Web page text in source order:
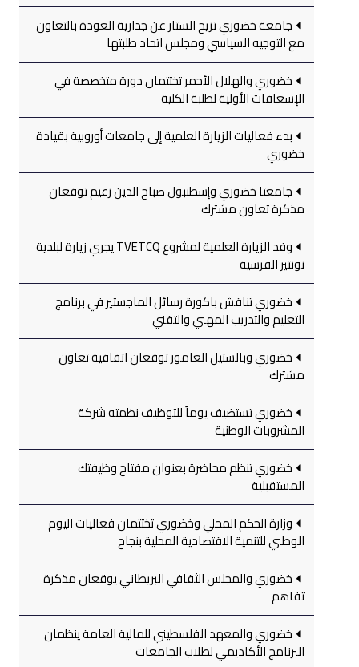
جامعة خضوري تزيح الستار عن جدارية العودة بالتعاون
مع التوجيه السياسي ومجلس اتحاد طلبتها
خضوري والهلال الأحمر تختتمان دورة متخصصة في
الإسعافات الأولية لطلبة الكلية
بدء فعاليات الزيارة العلمية إلى جامعات أوروبية بقيادة
خضوري
جامعتا خضوري وإسطنبول صباح الدين زعيم توقعان
مذكرة تعاون مشترك
وفد الزيارة العلمية لمشروع TVETCQ يجري زيارة لبلدية
نونتير الفرسية
خضوري تناقش باكورة رسائل الماجستير في برنامج
التعليم والتدريب المهني والتقني
خضوري وبالستيل العامور توقعان اتفاقية تعاون
مشترك
خضوري تستضيف يوماً للتوظيف نظمته شركة
المشروبات الوطنية
خضوري تنظم محاضرة بعنوان مفتاح وظيفتك
المستقبلية
وزارة الحكم المحلي وخضوري تختتمان فعاليات اليوم
الوطني للتنمية الاقتصادية المحلية بنجاح
خضوري والمجلس الثقافي البريطاني يوقعان مذكرة
تفاهم
خضوري والمعهد الفلسطيني للمالية العامة ينظمان
البرنامج الأكاديمي لطلاب الجامعات